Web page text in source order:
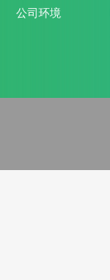
公司环境